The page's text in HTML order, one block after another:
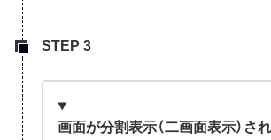
画面が分割表示（二画面表示）さ